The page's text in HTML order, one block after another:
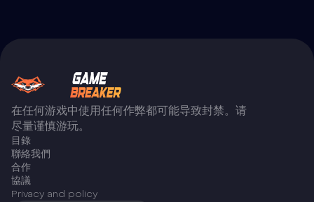
在任何游戏中使用任何作弊都可能导致封禁。请
尽量谨慎游玩。
目錄
聯絡我們
合作
協議
Privacy and policy